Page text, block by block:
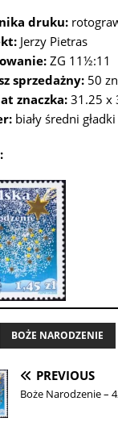
druku:
Jerzy Pietras
ZG 11½:11
sprzedażny: 50
znaczka: 31.25 x
biały średni
BOŻE NARODZENIE
PREVIOUS
Boże Narodzenie –